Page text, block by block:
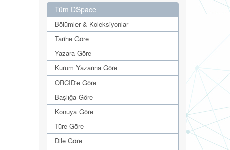
Tüm DSpace
Bölümler & Koleksiyonlar
Tarihe Göre
Yazara Göre
Kurum Yazarına Göre
ORCID'e Göre
Başlığa Göre
Konuya Göre
Türe Göre
Dile Göre